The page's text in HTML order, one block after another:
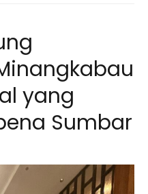
yang
Sumbar